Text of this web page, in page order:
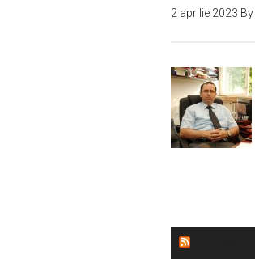
2 aprilie 2023 By